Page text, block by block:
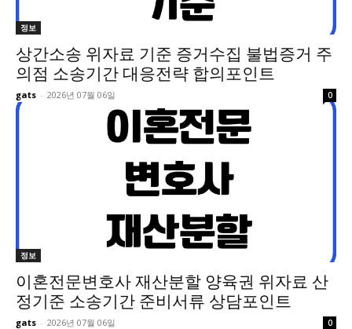
정보
상간소송 위자료 기준 증거수집 불법증거 주
의점 소송기간 대응전략 합의포인트
gats - 2026년 07월 06일 0
정보
이혼전문변호사 재산분할 양육권 위자료 산
정기준 소송기간 준비서류 상담포인트
gats - 2026년 07월 06일 0